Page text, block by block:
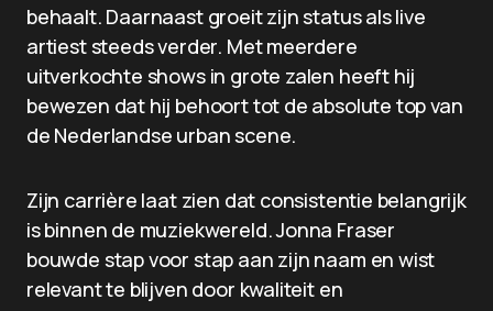
behaalt. Daarnaast groeit zijn status als live
artiest steeds verder. Met meerdere
uitverkochte shows in grote zalen heeft hij
bewezen dat hij behoort tot de absolute top van
de Nederlandse urban scene.
Zijn carrière laat zien dat consistentie belangrijk
is binnen de muziekwereld. Jonna Fraser
bouwde stap voor stap aan zijn naam en wist
relevant te blijven door kwaliteit en